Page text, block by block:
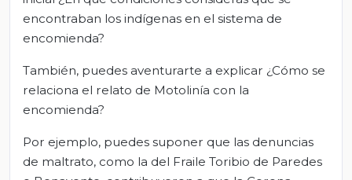
encontraban los indígenas en el sistema de
encomienda?
También, puedes aventurarte a explicar ¿Cómo se
relaciona el relato de Motolinía con la
encomienda?
Por ejemplo, puedes suponer que las denuncias
de maltrato, como la del Fraile Toribio de Paredes